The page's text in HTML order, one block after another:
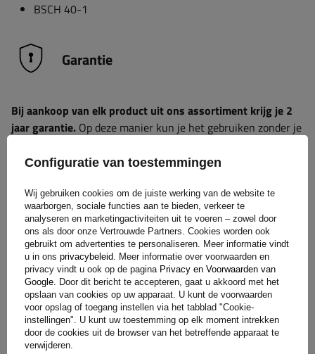
BSCH 40-1
Garantie
Bij aankoop van elk product uit ons assortiment krijg je 2
jaar garantie. Op deze manier kun je het gebruiken zonder je
storing. Met het oog op jouw tevredenheid hebben we het
eenvoudig mogelijk gemaakt - het enige wat je hoeft te doen
het formulier dat beschikbaar is op onze website in te
vullen en op te sturen.
Hulp
Heb je vragen over de keuze of het gebruik van onze
producten? Neem contact met ons op! De specialisten van
Configuratie van toestemmingen
Wij gebruiken cookies om de juiste werking van de website te
waarborgen, sociale functies aan te bieden, verkeer te
analyseren en marketingactiviteiten uit te voeren – zowel door
ons als door onze Vertrouwde Partners. Cookies worden ook
gebruikt om advertenties te personaliseren. Meer informatie vindt
u in ons privacybeleid. Meer informatie over voorwaarden en
privacy vindt u ook op de pagina Privacy en Voorwaarden van
Google. Door dit bericht te accepteren, gaat u akkoord met het
opslaan van cookies op uw apparaat. U kunt de voorwaarden
voor opslag of toegang instellen via het tabblad "Cookie-
instellingen". U kunt uw toestemming op elk moment intrekken
door de cookies uit de browser van het betreffende apparaat te
verwijderen.